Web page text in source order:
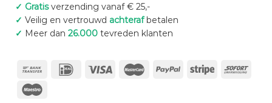
✓ Gratisverzending vanaf € 25,-
✓ Veilig en vertrouwd achterafbetalen
✓ Meer dan 26.000tevreden klanten